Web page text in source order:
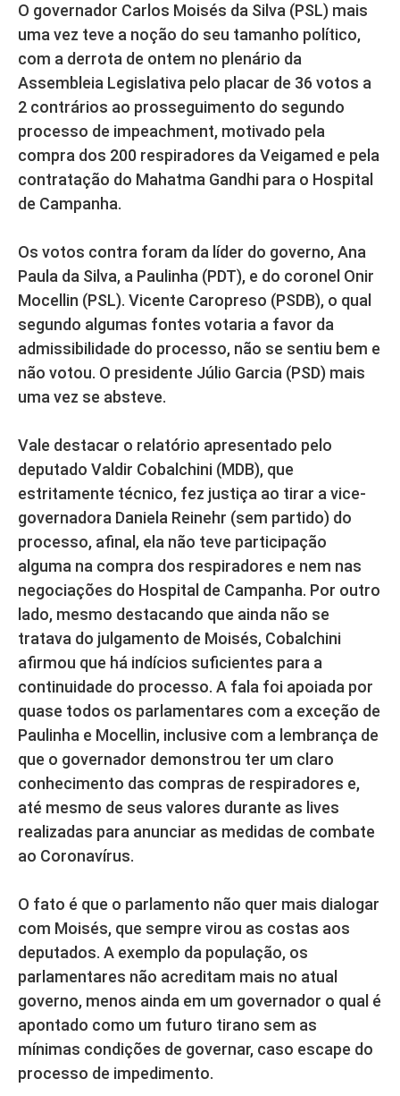
O governador Carlos Moisés da Silva (PSL) mais
uma vez teve a noção do seu tamanho político,
com a derrota de ontem no plenário da
Assembleia Legislativa pelo placar de 36 votos a
2 contrários ao prosseguimento do segundo
processo de impeachment, motivado pela
compra dos 200 respiradores da Veigamed e pela
contratação do Mahatma Gandhi para o Hospital
de Campanha.
Os votos contra foram da líder do governo, Ana
Paula da Silva, a Paulinha (PDT), e do coronel Onir
Mocellin (PSL). Vicente Caropreso (PSDB), o qual
segundo algumas fontes votaria a favor da
admissibilidade do processo, não se sentiu bem e
não votou. O presidente Júlio Garcia (PSD) mais
uma vez se absteve.
Vale destacar o relatório apresentado pelo
deputado Valdir Cobalchini (MDB), que
estritamente técnico, fez justiça ao tirar a vice-
governadora Daniela Reinehr (sem partido) do
processo, afinal, ela não teve participação
alguma na compra dos respiradores e nem nas
negociações do Hospital de Campanha. Por outro
lado, mesmo destacando que ainda não se
tratava do julgamento de Moisés, Cobalchini
afirmou que há indícios suficientes para a
continuidade do processo. A fala foi apoiada por
quase todos os parlamentares com a exceção de
Paulinha e Mocellin, inclusive com a lembrança de
que o governador demonstrou ter um claro
conhecimento das compras de respiradores e,
até mesmo de seus valores durante as lives
realizadas para anunciar as medidas de combate
ao Coronavírus.
O fato é que o parlamento não quer mais dialogar
com Moisés, que sempre virou as costas aos
deputados. A exemplo da população, os
parlamentares não acreditam mais no atual
governo, menos ainda em um governador o qual é
apontado como um futuro tirano sem as
mínimas condições de governar, caso escape do
processo de impedimento.